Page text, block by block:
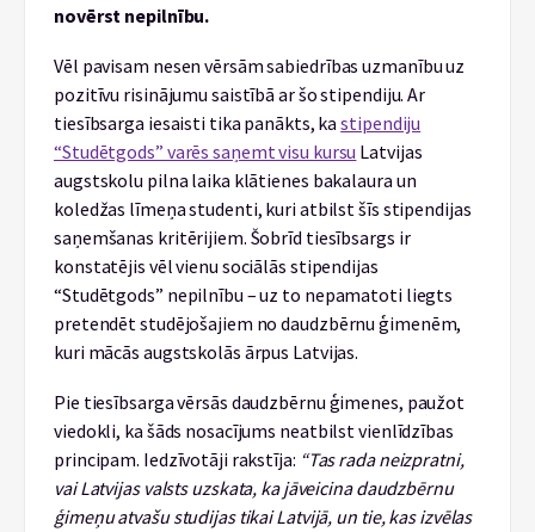
novērst nepilnību.
Vēl pavisam nesen vērsām sabiedrības uzmanību uz
pozitīvu risinājumu saistībā ar šo stipendiju. Ar
tiesībsarga iesaisti tika panākts, kastipendiju
“Studētgods” varēs saņemt visu kursu Latvijas
augstskolu pilna laika klātienes bakalaura un
koledžas līmeņa studenti, kuri atbilst šīs stipendijas
saņemšanas kritērijiem. Šobrīd tiesībsargs ir
konstatējis vēl vienu sociālās stipendijas
“Studētgods” nepilnību – uz to nepamatoti liegts
pretendēt studējošajiem no daudzbērnu ģimenēm,
kuri mācās augstskolās ārpus Latvijas.
Pie tiesībsarga vērsās daudzbērnu ģimenes, paužot
viedokli, ka šāds nosacījums neatbilst vienlīdzības
principam. Iedzīvotāji rakstīja: “Tas rada neizpratni,
vai Latvijas valsts uzskata, ka jāveicina daudzbērnu
ģimeņu atvašu studijas tikai Latvijā, un tie, kas izvēlas